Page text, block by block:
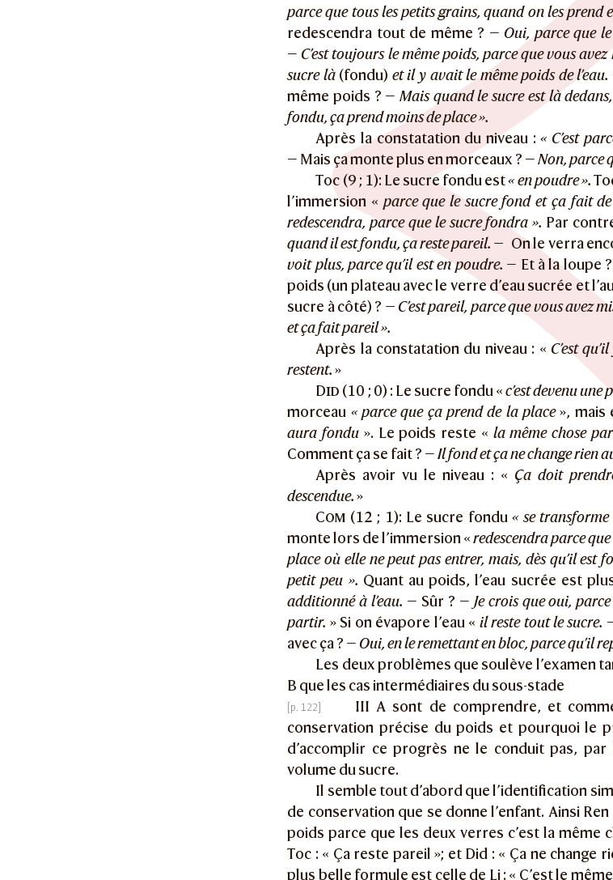
parce que tous les petits grains, quand on les prend
redescendra tout de même ? — Oui, parce que
— C’est toujours le même poids, parce que vous
sucre là(fondu) et il y avait le même poids de l’eau.
même poids ? —Mais quand le sucre est là
fondu, ça prend moins de place ».
Après la constatation du niveau :« C’est
— Mais ça monte plus en morceaux ? —Non, parce
Toc (9 ; 1): Le sucre fondu est« en poudre ».
l’immersion « parce que le sucre fond et ça fait de
redescendra, parce que le sucre fondra ». Par
quand il est fondu, ça reste pareil. — On le verra
voit plus, parce qu’il est en poudre. — Et à la loupe
poids (un plateau avec le verre d’eau sucrée et
sucre à côté) ? — C’est pareil, parce que vous avez
et ça fait pareil ».
Après la constatation du niveau : « C’est
restent.»
Did (10 ; 0) : Le sucre fondu «c’est devenu une
morceau « parce que ça prend de la place», mais
aura fondu». Le poids reste « la même chose
Comment ça se fait ? —Il fond et ça ne change rien
Après avoir vu le niveau : « Ça doit
descendue.»
Com (12 ; 1): Le sucre fondu« se
monte lors de l’immersion «redescendra parce
place où elle ne peut pas entrer, mais, dès qu’il est
petit peu ». Quant au poids, l’eau sucrée est
additionné à l’eau. — Sûr ? — Je crois que oui,
partir. » Si on évapore l’eau « il reste tout le sucre.
avec ça ? — Oui, en le remettant en bloc, parce qu’il
Les deux problèmes que soulève l’examen
B que les cas intermédiaires du sous-stade
III A sont de comprendre, et
conservation précise du poids et pourquoi le
d’accomplir ce progrès ne le conduit pas,
volume du sucre.
Il semble tout d’abord que l’identification
de conservation que se donne l’enfant. Ainsi
poids parce que les deux verres c’est la même
Toc : « Ça reste pareil »; et Did : « Ça ne change
plus belle formule est celle de Li : « C’est le